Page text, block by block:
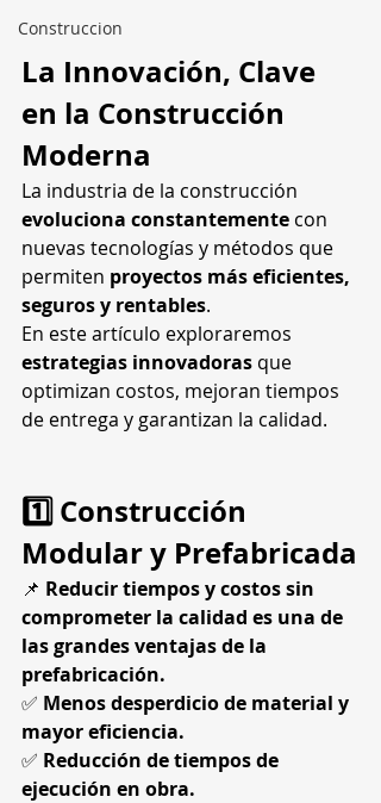
Construccion
La Innovación, Clave
en la Construcción
Moderna
La industria de la construcción
evoluciona constantemente con
nuevas tecnologías y métodos que
permiten proyectos más eficientes,
seguros y rentables.
En este artículo exploraremos
estrategias innovadoras que
optimizan costos, mejoran tiempos
de entrega y garantizan la calidad.
1️⃣ Construcción
Modular y Prefabricada
📌 Reducir tiempos y costos sin
comprometer la calidad es una de
las grandes ventajas de la
prefabricación.
✅ Menos desperdicio de material y
mayor eficiencia.
✅ Reducción de tiempos de
ejecución en obra.